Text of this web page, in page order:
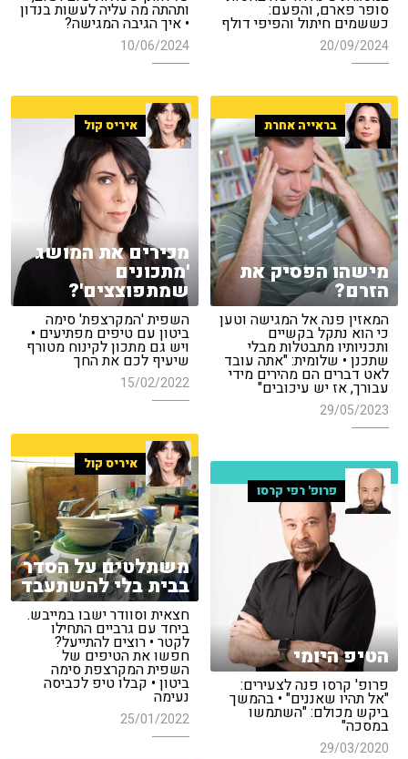
סופר פארם, והפעם:
כששמים חיתול והפיפי דולף
20/09/2024
ותהתה מה עליה לעשות בנדון
• איך הגיבה המגישה?
10/06/2024
בראייה אחרת
מישהו הפסיק את
הזרם?
המאזין פנה אל המגישה וטען
כי הוא נתקל בקשיים
ותכניותיו מתבטלות מבלי
שתכנן • שלומית: "אתה עובד
לאט דברים הם מהירים מידי
עבורך, אז יש עיכובים"
29/05/2023
איריס קול
מכירים את המושג
'מתכונים
שמתפוצצים'?
השפית 'המקרצפת' סימה
ביטון עם טיפים מפתיעים •
ויש גם מתכון לקינוח מטורף
שיעיף לכם את החך
15/02/2022
איריס קול
משתלטים על הסדר
בבית בלי להשתעבד
חצאית וסוודר ישבו במייבש.
ביחד עם גרביים התחילו
לקטר • רוצים להתייעל?
חפשו את הטיפים של
השפית המקרצפת סימה
ביטון • קבלו טיפ לכביסה
נעימה
25/01/2022
פרופ' רפי קרסו
הטיפ היומי
פרופ' קרסו פנה לצעירים:
"אל תהיו שאננים" • בהמשך
ביקש מכולם: "השתמשו
במסכה"
29/03/2020